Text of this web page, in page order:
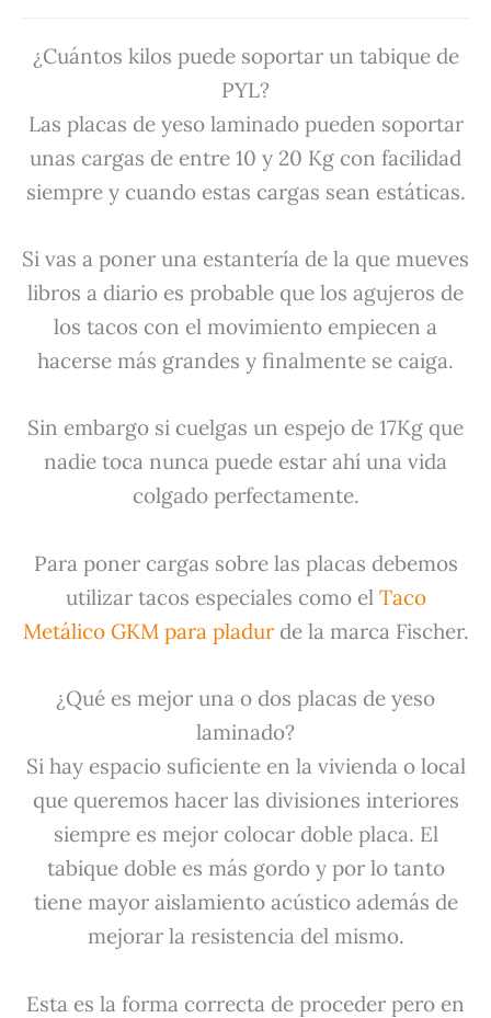
¿Cuántos kilos puede soportar un tabique de
PYL?
Las placas de yeso laminado pueden soportar
unas cargas de entre 10 y 20 Kg con facilidad
siempre y cuando estas cargas sean estáticas.
Si vas a poner una estantería de la que mueves
libros a diario es probable que los agujeros de
los tacos con el movimiento empiecen a
hacerse más grandes y finalmente se caiga.
Sin embargo si cuelgas un espejo de 17Kg que
nadie toca nunca puede estar ahí una vida
colgado perfectamente.
Para poner cargas sobre las placas debemos
utilizar tacos especiales como el Taco
Metálico GKM para pladurde la marca Fischer.
¿Qué es mejor una o dos placas de yeso
laminado?
Si hay espacio suficiente en la vivienda o local
que queremos hacer las divisiones interiores
siempre es mejor colocar doble placa. El
tabique doble es más gordo y por lo tanto
tiene mayor aislamiento acústico además de
mejorar la resistencia del mismo.
Esta es la forma correcta de proceder pero en